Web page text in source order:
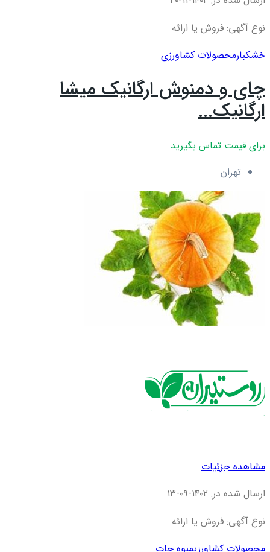
نوع آگهی: فروش یا ارائه
خشکبارمحصولات کشاورزی
چای و دمنوش ارگانیک میشا
ارگانیک...
برای قیمت تماس بگیرید
تهران
مشاهده جزئیات
ارسال شده در: ۱۴۰۲-۰۹-۱۳
نوع آگهی: فروش یا ارائه
محصولات کشاورزیمیوه جات